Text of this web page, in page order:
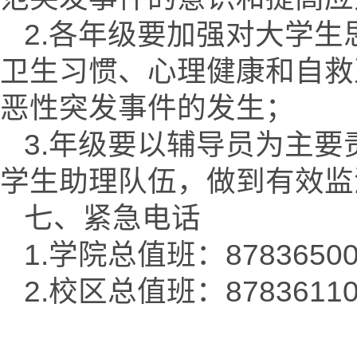
2.各年级要加强对大学
卫生习惯、心理健康和自
恶性突发事件的发生；
3.年级要以辅导员为主
学生助理队伍，做到有效
七、紧急电话
1.学院总值班：
2.校区总值班：